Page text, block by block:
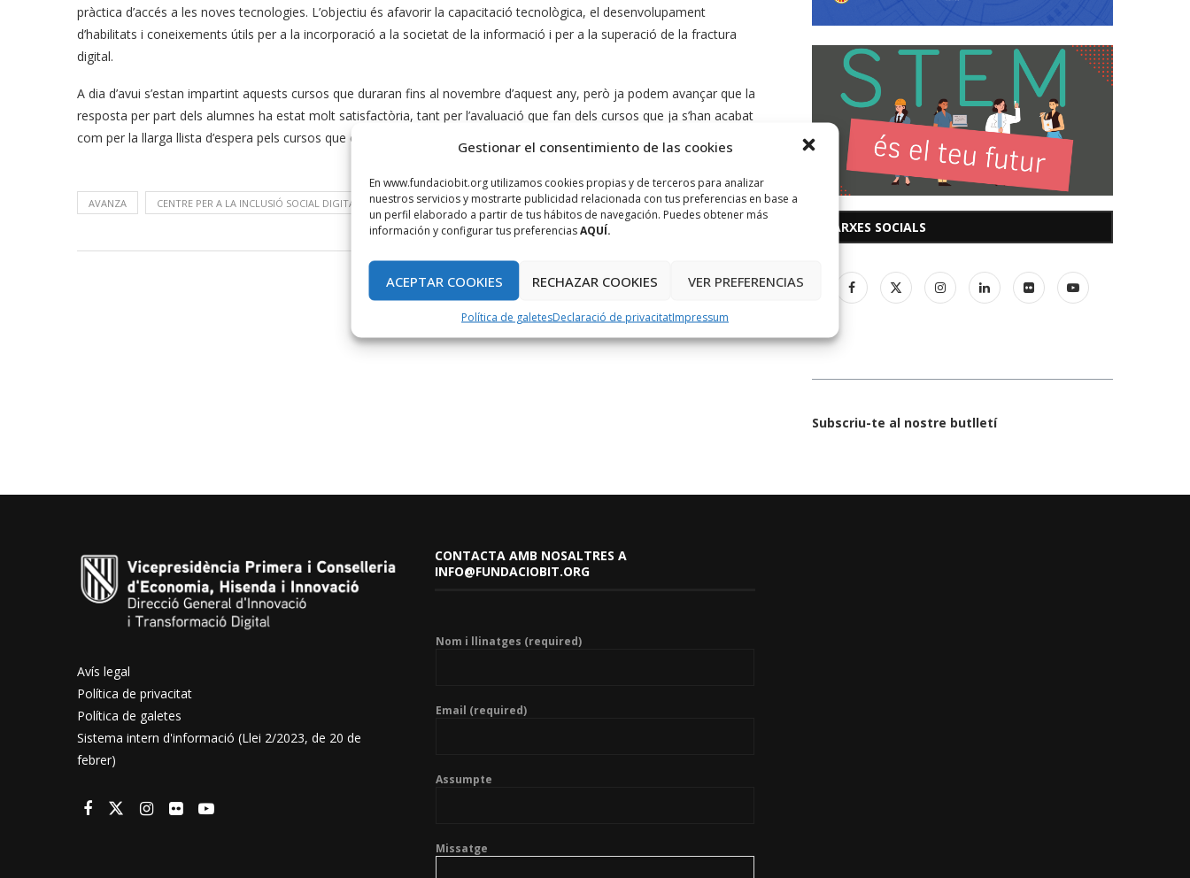
Gestionar el consentimiento de las cookies
En www.fundaciobit.org utilizamos cookies propias y de terceros para analizar
nuestros servicios y mostrarte publicidad relacionada con tus preferencias en base a
un perfil elaborado a partir de tus hábitos de navegación. Puedes obtener más
información y configurar tus preferenciasAQUÍ.
ACEPTAR COOKIES RECHAZAR COOKIES VER PREFERENCIAS
Política de galetesDeclaració de privacitatImpressum
pràctica d’accés a les noves tecnologies. L’objectiu és afavorir la capacitació tecnològica, el desenvolupament
d’habilitats i coneixements útils per a la incorporació a la societat de la informació i per a la superació de la fractura
digital.
A dia d’avui s’estan impartint aquests cursos que duraran fins al novembre d’aquest any, però ja podem avançar que la
resposta per part dels alumnes ha estat molt satisfactòria, tant per l’avaluació que fan dels cursos que ja s’han acabat
com per la llarga llista d’espera pels cursos que encara han de començar.
AVANZA CENTRE PER A LA INCLUSIÓ SOCIAL DIGITAL
XARXES SOCIALS
Subscriu-te al nostre butlletí
Avís legal
Política de privacitat
Política de galetes
Sistema intern d'informació (Llei 2/2023, de 20 de
febrer)
CONTACTA AMB NOSALTRES A
INFO@FUNDACIOBIT.ORG
Nom i llinatges (required)
Email (required)
Assumpte
Missatge